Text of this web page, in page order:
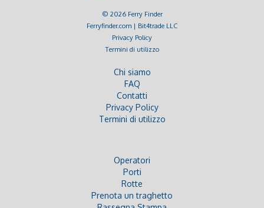
© 2026 Ferry Finder
Ferryfinder.com | Bit4trade LLC
Privacy Policy
Termini di utilizzo
Chi siamo
FAQ
Contatti
Privacy Policy
Termini di utilizzo
Operatori
Porti
Rotte
Prenota un traghetto